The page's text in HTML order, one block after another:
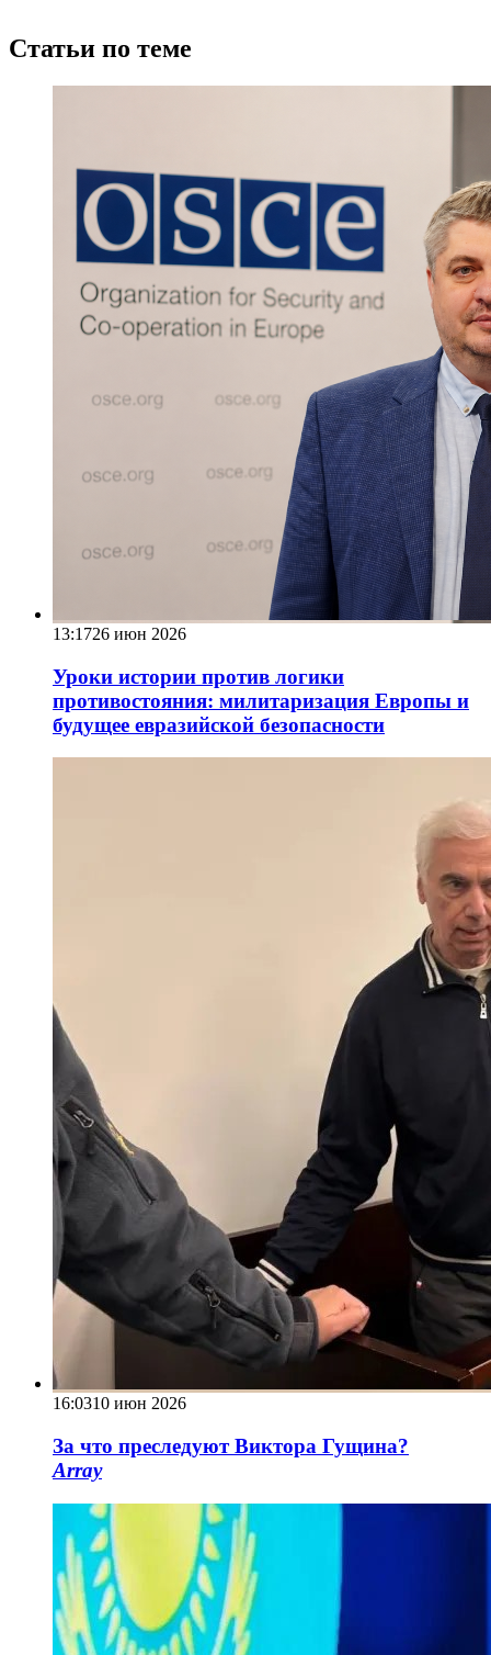
Статьи по теме
13:1726 июн 2026
Уроки истории против логики
противостояния: милитаризация Европы и
будущее евразийской безопасности
16:0310 июн 2026
За что преследуют Виктора Гущина?
Array